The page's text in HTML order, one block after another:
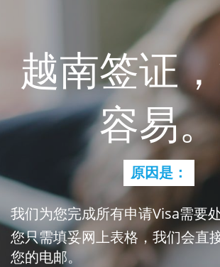
越南签证
容易。
原因是：
我们为您完成所有申请Visa需要
您只需填妥网上表格，我们会直
您的电邮。